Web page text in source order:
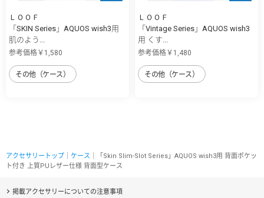
ＬＯＯＦ
「SKIN Series」AQUOS wish3用
肌のよう...
参考価格￥1,580
その他（ケース）
ＬＯＯＦ
「Vintage Series」AQUOS wish3
用 くす...
参考価格￥1,480
その他（ケース）
アクセサリートップ ケース ｜「Skin Slim-Slot Series」AQUOS wish3用 背面ポケッ
ト付き 上質PUレザー仕様 背面型ケース
掲載アクセサリーについての注意事項